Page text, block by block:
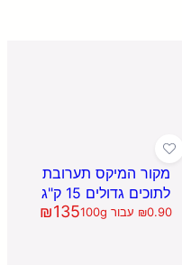
מקור המיקס תערובת
לתוכים גדולים 15 ק"ג
₪135 ₪0.90 עבור 100g